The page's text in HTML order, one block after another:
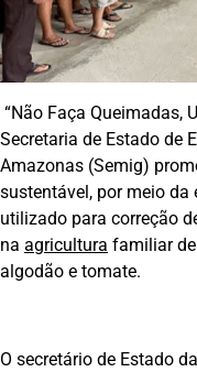
“Não Faça Queimadas,
Secretaria de Estado de
Amazonas (Semig)
sustentável, por meio
utilizado para correção
na agricultura familiar
algodão e tomate.
O secretário de Estado da